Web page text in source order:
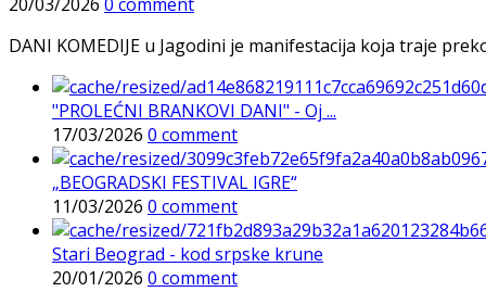
DANI KOMEDIJE u Jagodini je manifestacija koja traje
"PROLEĆNI BRANKOVI DANI" - Oj ...
17/03/2026 0 comment
„BEOGRADSKI FESTIVAL IGRE“
11/03/2026 0 comment
Stari Beograd - kod srpske krune
20/01/2026 0 comment